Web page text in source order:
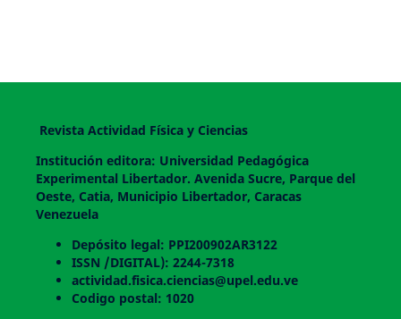
Revista Actividad Física y Ciencias
Institución editora: Universidad Pedagógica
Experimental Libertador. Avenida Sucre, Parque del
Oeste, Catia, Municipio Libertador, Caracas
Venezuela
Depósito legal: PPI200902AR3122
ISSN /DIGITAL): 2244-7318
actividad.fisica.ciencias@upel.edu.ve
Codigo postal: 1020